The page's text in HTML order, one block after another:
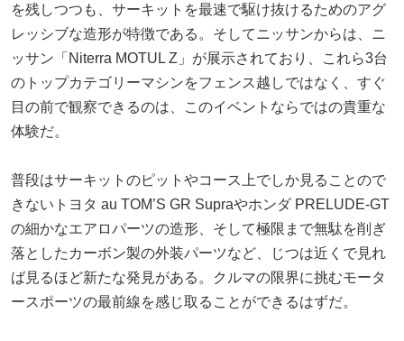
を残しつつも、サーキットを最速で駆け抜けるためのアグ
レッシブな造形が特徴である。そしてニッサンからは、ニ
ッサン「Niterra MOTUL Z」が展示されており、これら3台
のトップカテゴリーマシンをフェンス越しではなく、すぐ
目の前で観察できるのは、このイベントならではの貴重な
体験だ。
普段はサーキットのピットやコース上でしか見ることので
きないトヨタ au TOM’S GR Supraやホンダ PRELUDE-GT
の細かなエアロパーツの造形、そして極限まで無駄を削ぎ
落としたカーボン製の外装パーツなど、じつは近くで見れ
ば見るほど新たな発見がある。クルマの限界に挑むモータ
ースポーツの最前線を感じ取ることができるはずだ。